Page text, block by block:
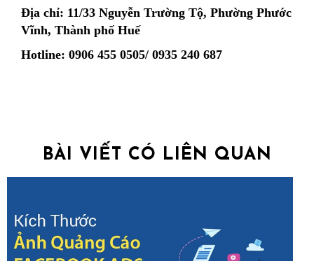
Địa chỉ: 11/33 Nguyễn Trường Tộ, Phường Phước
Vĩnh, Thành phố Huế
Hotline: 0906 455 0505/ 0935 240 687
BÀI VIẾT CÓ LIÊN QUAN